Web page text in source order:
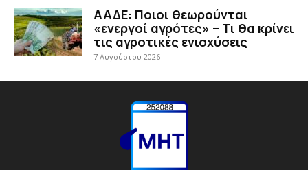
ΑΑΔΕ: Ποιοι θεωρούνται
«ενεργοί αγρότες» – Τι θα κρίνει
τις αγροτικές ενισχύσεις
7 Αυγούστου 2026